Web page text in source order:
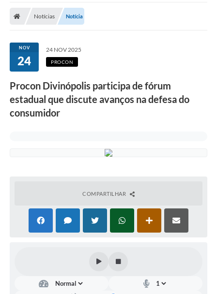
Notícias Notícia
NOV
24
24 NOV 2025
PROCON
Procon Divinópolis participa de fórum
estadual que discute avanços na defesa do
consumidor
COMPARTILHAR